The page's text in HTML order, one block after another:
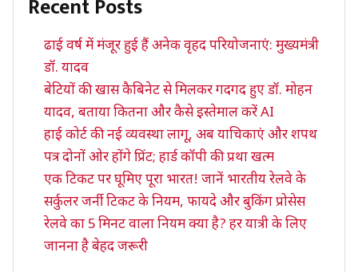
Recent Posts
ढाई वर्ष में मंजूर हुई हैं अनेक वृहद परियोजनाएं: मुख्यमंत्री
डॉ. यादव
बेटियों की खास कैबिनेट से मिलकर गदगद हुए डॉ. मोहन
यादव, बताया कितना और कैसे इस्तेमाल करें AI
हाई कोर्ट की नई व्यवस्था लागू, अब याचिकाएं और शपथ
पत्र दोनों ओर होंगे प्रिंट; हार्ड कॉपी की प्रथा खत्म
एक टिकट पर घूमिए पूरा भारत! जानें भारतीय रेलवे के
सर्कुलर जर्नी टिकट के नियम, फायदे और बुकिंग प्रोसेस
रेलवे का 5 मिनट वाला नियम क्या है? हर यात्री के लिए
जानना है बेहद जरूरी